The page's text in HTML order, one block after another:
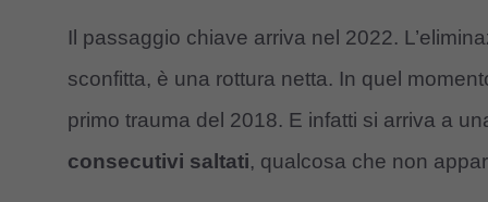
Il passaggio chiave arriva nel 2022.
sconfitta, è una rottura netta. In quel
primo trauma del 2018. E infatti si arriva a
consecutivi saltati, qualcosa che non